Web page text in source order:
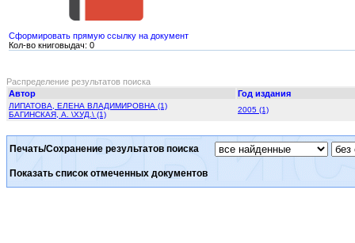
Сформировать прямую ссылку на документ
Кол-во книговыдач: 0
Распределение результатов поиска
Автор
Год издания
ЛИПАТОВА, ЕЛЕНА ВЛАДИМИРОВНА (1)
БАГИНСКАЯ, А. \ХУД.\ (1)
2005 (1)
Печать/Сохранение результатов поиска
Показать список отмеченных документов